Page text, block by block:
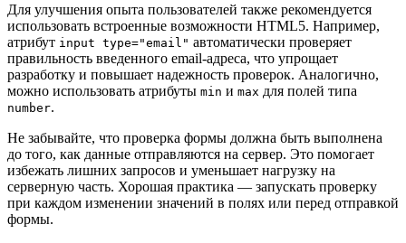
Для улучшения опыта пользователей также рекомендуется
использовать встроенные возможности HTML5. Например,
атрибут input type="email" автоматически проверяет
правильность введенного email-адреса, что упрощает
разработку и повышает надежность проверок. Аналогично,
можно использовать атрибуты min и max для полей типа
number.
Не забывайте, что проверка формы должна быть выполнена
до того, как данные отправляются на сервер. Это помогает
избежать лишних запросов и уменьшает нагрузку на
серверную часть. Хорошая практика — запускать проверку
при каждом изменении значений в полях или перед отправкой
формы.